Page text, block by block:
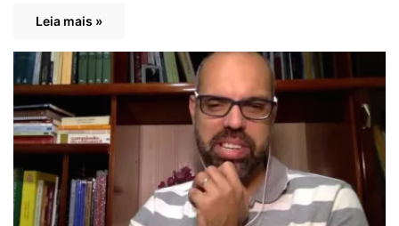
Leia mais »